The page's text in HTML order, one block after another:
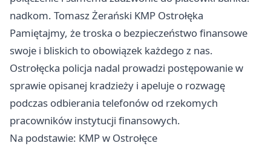
nadkom. Tomasz Żerański KMP Ostrołęka
Pamiętajmy, że troska o bezpieczeństwo finansowe
swoje i bliskich to obowiązek każdego z nas.
Ostrołęcka policja nadal prowadzi postępowanie w
sprawie opisanej kradzieży i apeluje o rozwagę
podczas odbierania telefonów od rzekomych
pracowników instytucji finansowych.
Na podstawie: KMP w Ostrołęce